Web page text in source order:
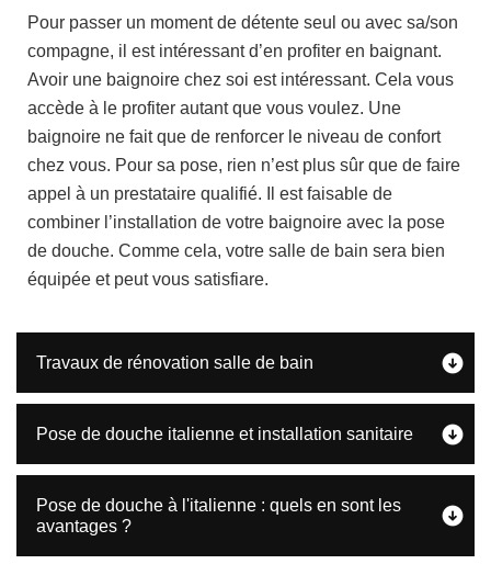
Pour passer un moment de détente seul ou avec sa/son
compagne, il est intéressant d’en profiter en baignant.
Avoir une baignoire chez soi est intéressant. Cela vous
accède à le profiter autant que vous voulez. Une
baignoire ne fait que de renforcer le niveau de confort
chez vous. Pour sa pose, rien n’est plus sûr que de faire
appel à un prestataire qualifié. Il est faisable de
combiner l’installation de votre baignoire avec la pose
de douche. Comme cela, votre salle de bain sera bien
équipée et peut vous satisfiare.
Travaux de rénovation salle de bain
Pose de douche italienne et installation sanitaire
Pose de douche à l'italienne : quels en sont les
avantages ?